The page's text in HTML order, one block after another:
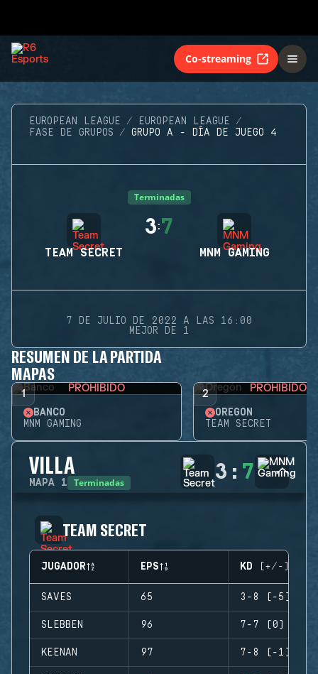
Co-streaming
EUROPEAN LEAGUE
EUROPEAN LEAGUE
FASE DE GRUPOS
GRUPO A - DÍA DE JUEGO 4
Terminadas
TEAM SECRET
3:7
MNM GAMING
7 DE JULIO DE 2022 A LAS 16:00
MEJOR DE 1
RESUMEN DE LA PARTIDA
MAPAS
1 PROHIBIDO
BANCO
MNM GAMING
2 PROHIBIDO
OREGÓN
TEAM SECRET
VILLA
MAPA 1 Terminadas 3 : 7
TEAM SECRET
JUGADOR EPS KD (+/-)
SAVES 65 3-8 (-5)
SLEBBEN 96 7-7 (0)
KEENAN 97 7-8 (-1)